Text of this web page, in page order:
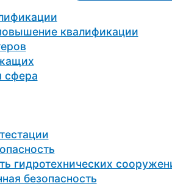
квалификации
сфера
гидротехнических
безопасность